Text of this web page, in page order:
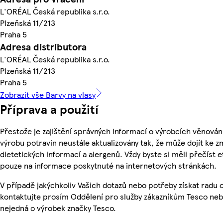
L'ORÉAL Česká republika s.r.o.
Plzeňská 11/213
Praha 5
Adresa distributora
L'ORÉAL Česká republika s.r.o.
Plzeňská 11/213
Praha 5
Zobrazit vše Barvy na vlasy
Příprava a použití
Přestože je zajištění správných informací o výrobcích
výrobu potravin neustále aktualizovány tak, že může dojít ke
dietetických informací a alergenů. Vždy byste si měli přečíst
pouze na informace poskytnuté na internetových stránkách.
V případě jakýchkoliv Vašich dotazů nebo potřeby získat radu
kontaktujte prosím Oddělení pro služby zákazníkům Tesco
nejedná o výrobek značky Tesco.